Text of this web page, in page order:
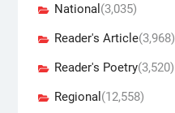
National (3,035)
Reader's Article(3,968)
Reader's Poetry(3,520)
Regional (12,558)